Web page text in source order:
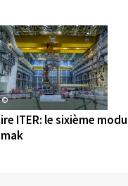
©
ITER: le sixième